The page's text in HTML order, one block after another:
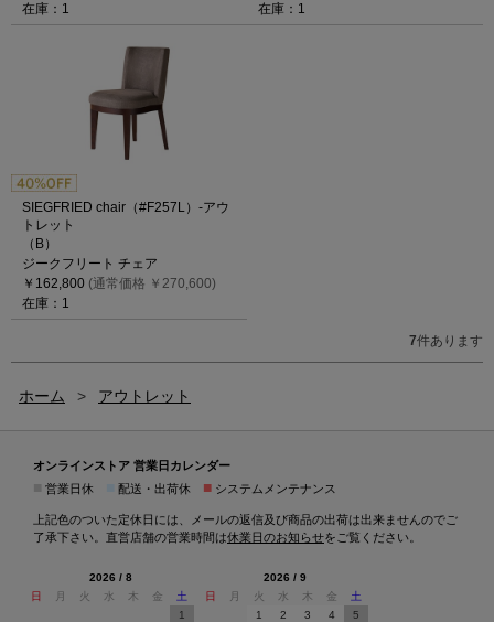
在庫：1
在庫：1
SIEGFRIED chair（#F257L）-アウ
トレット
（B）
ジークフリート チェア
￥162,800 (通常価格 ￥270,600)
在庫：1
7件あります
ホーム > アウトレット
オンラインストア 営業日カレンダー
営業日休 配送・出荷休 ■ システムメンテナンス
上記色のついた定休日には、メールの返信及び商品の出荷は出来ませんのでご
了承下さい。直営店舗の営業時間は休業日のお知らせをご覧ください。
2026 / 8
日
月 火 水 木 金
土
1
2026 / 9
日
月 火 水 木 金
土
1
2 3 4
5